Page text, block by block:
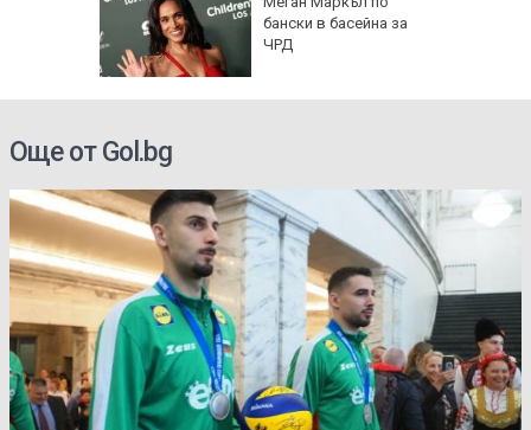
бански в басейна за
ЧРД
Още от Gol.bg